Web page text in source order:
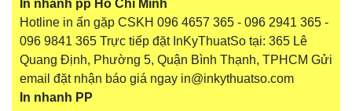
In nhanh pp Hồ Chí Minh
Hotline in ấn gặp CSKH 096 4657 365 - 096 2941 365 -
096 9841 365 Trực tiếp đặt InKyThuatSo tại: 365 Lê
Quang Định, Phường 5, Quận Bình Thạnh, TPHCM Gửi
email đặt nhận báo giá ngay in@inkythuatso.com
In nhanh PP